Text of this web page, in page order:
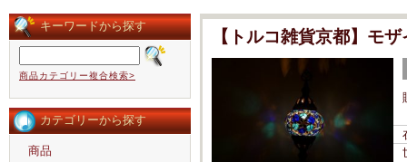
キーワードから探す
商品カテゴリー複合検索>
カテゴリーから探す
商品
【トルコ雑貨京都】モ